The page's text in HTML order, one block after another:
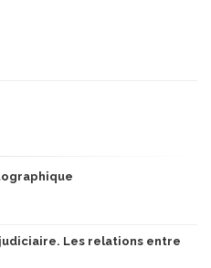
Les relations entre